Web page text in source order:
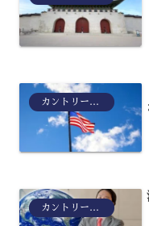
カントリーリスク
カントリーリスク